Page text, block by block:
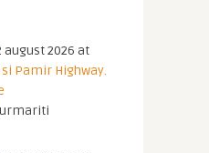
august 2026 at
Pamir Highway.